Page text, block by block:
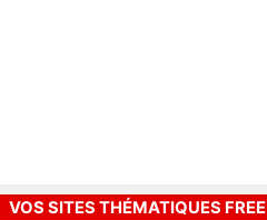
VOS SITES THÉMATIQUES FREE